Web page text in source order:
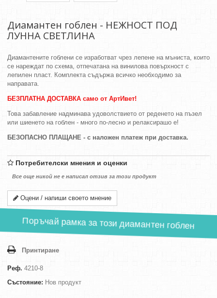
Диамантен гоблен - НЕЖНОСТ ПОД
ЛУННА СВЕТЛИНА
Диамантените гоблени се изработват чрез лепене на мъниста, които
се нареждат по схема, отпечатана на винилова повърхност с
лепилен пласт. Комплекта съдържа всичко необходимо за
направата.
БЕЗПЛАТНА ДОСТАВКА само от АртИвет!
Това забавление надминава удоволствието от реденето на пъзел
или шиенето на гоблен - много по-лесно и релаксирашо е!
БЕЗОПАСНО ПЛАЩАНЕ - с наложен платеж при доставка.
Потребителски мнения и оценки
Все още никой не е написал отзив за този продукт
Оцени / напиши своето мнение
Поръчай рамка за този диамантен гоблен
Принтиране
Реф. 4210-8
Състояние: Нов продукт